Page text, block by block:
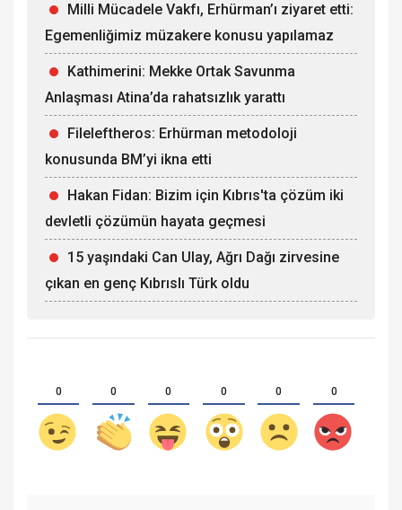
Milli Mücadele Vakfı, Erhürman’ı ziyaret etti:
Egemenliğimiz müzakere konusu yapılamaz
Kathimerini: Mekke Ortak Savunma
Anlaşması Atina’da rahatsızlık yarattı
Fileleftheros: Erhürman metodoloji
konusunda BM’yi ikna etti
Hakan Fidan: Bizim için Kıbrıs'ta çözüm iki
devletli çözümün hayata geçmesi
15 yaşındaki Can Ulay, Ağrı Dağı zirvesine
çıkan en genç Kıbrıslı Türk oldu
0 0 0 0 0 0